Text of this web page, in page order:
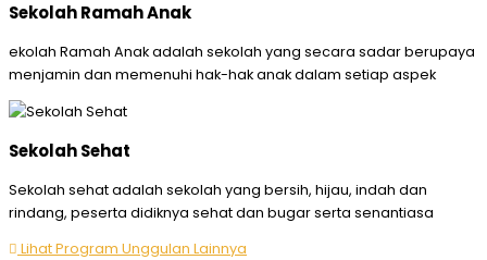
Sekolah Ramah Anak
ekolah Ramah Anak adalah sekolah yang secara sadar berupaya
menjamin dan memenuhi hak-hak anak dalam setiap aspek
Sekolah Sehat
Sekolah sehat adalah sekolah yang bersih, hijau, indah dan
rindang, peserta didiknya sehat dan bugar serta senantiasa
Lihat Program Unggulan Lainnya